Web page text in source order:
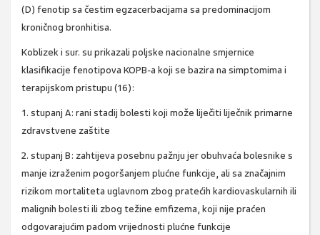
(D) fenotip sa čestim egzacerbacijama sa predominacijom
kroničnog bronhitisa.
Koblizek i sur. su prikazali poljske nacionalne smjernice
klasifikacije fenotipova KOPB-a koji se bazira na simptomima i
terapijskom pristupu (16):
1. stupanj A: rani stadij bolesti koji može liječiti liječnik primarne
zdravstvene zaštite
2. stupanj B: zahtijeva posebnu pažnju jer obuhvaća bolesnike s
manje izraženim pogoršanjem plućne funkcije, ali sa značajnim
rizikom mortaliteta uglavnom zbog pratećih kardiovaskularnih ili
malignih bolesti ili zbog težine emfizema, koji nije praćen
odgovarajućim padom vrijednosti plućne funkcije